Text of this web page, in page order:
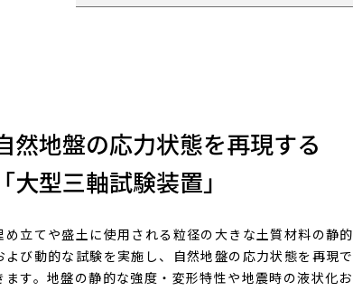
然地盤の応力状態を再現する
「大型三軸試験装置」
め立てや盛土に使用される粒径の大きな土質材料の静的
よび動的な試験を実施し、自然地盤の応力状態を再現で
ます。地盤の静的な強度・変形特性や地震時の液状化お